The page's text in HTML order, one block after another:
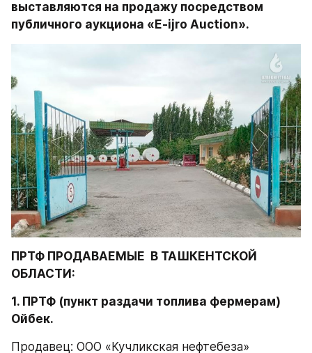
выставляются на продажу посредством
публичного аукциона «E-ijro Auction».
ПРТФ ПРОДАВАЕМЫЕ  В ТАШКЕНТСКОЙ
ОБЛАСТИ:
1. ПРТФ (пункт раздачи топлива фермерам)
Ойбек.
Продавец: ООО «Кучликская нефтебеза»